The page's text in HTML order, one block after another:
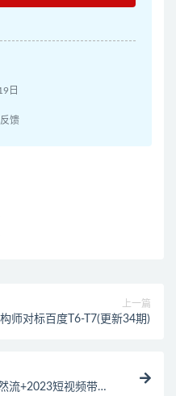
日
馈
上一篇
师对标百度T6-T7(更新34期)
流+2023短视频带货